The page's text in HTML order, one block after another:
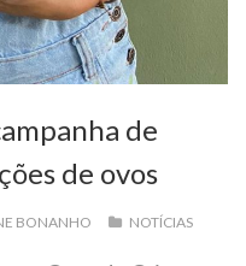
de
de ovos
BONANHO NOTÍCIAS